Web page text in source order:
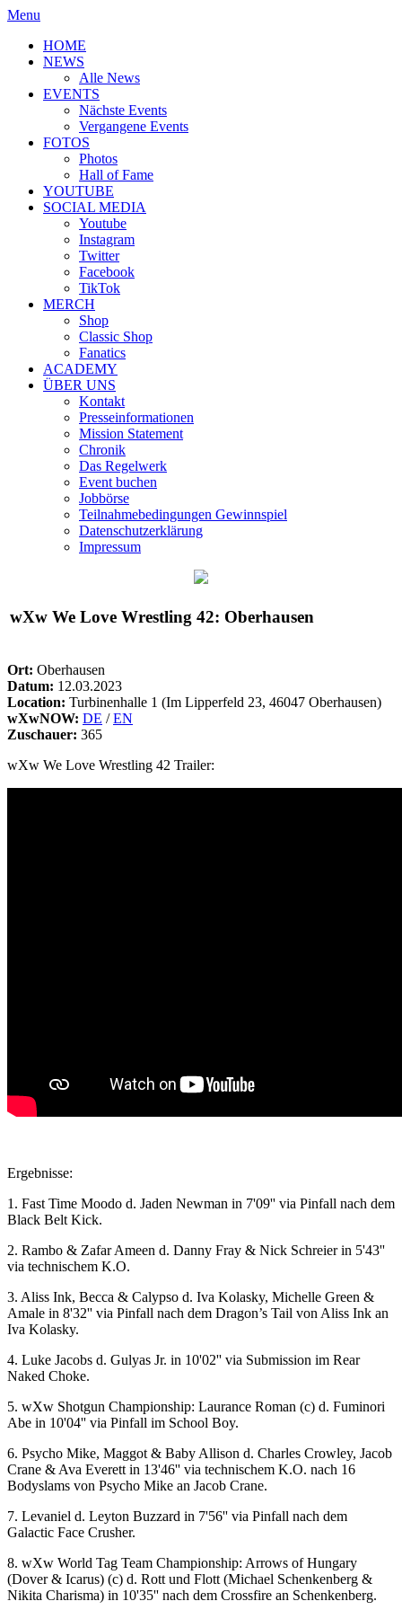
Menu
HOME
NEWS
Alle News
EVENTS
Nächste Events
Vergangene Events
FOTOS
Photos
Hall of Fame
YOUTUBE
SOCIAL MEDIA
Youtube
Instagram
Twitter
Facebook
TikTok
MERCH
Shop
Classic Shop
Fanatics
ACADEMY
ÜBER UNS
Kontakt
Presseinformationen
Mission Statement
Chronik
Das Regelwerk
Event buchen
Jobbörse
Teilnahmebedingungen Gewinnspiel
Datenschutzerklärung
Impressum
wXw We Love Wrestling 42: Oberhausen
Ort: Oberhausen
Datum: 12.03.2023
Location: Turbinenhalle 1 (Im Lipperfeld 23, 46047 Oberhausen)
wXwNOW: DE /EN
Zuschauer: 365
wXw We Love Wrestling 42 Trailer:
Ergebnisse:
1. Fast Time Moodo d. Jaden Newman in 7'09'' via Pinfall nach dem
Black Belt Kick.
2. Rambo & Zafar Ameen d. Danny Fray & Nick Schreier in 5'43''
via technischem K.O.
3. Aliss Ink, Becca & Calypso d. Iva Kolasky, Michelle Green &
Amale in 8'32'' via Pinfall nach dem Dragon’s Tail von Aliss Ink an
Iva Kolasky.
4. Luke Jacobs d. Gulyas Jr. in 10'02'' via Submission im Rear
Naked Choke.
5. wXw Shotgun Championship: Laurance Roman (c) d. Fuminori
Abe in 10'04'' via Pinfall im School Boy.
6. Psycho Mike, Maggot & Baby Allison d. Charles Crowley, Jacob
Crane & Ava Everett in 13'46'' via technischem K.O. nach 16
Bodyslams von Psycho Mike an Jacob Crane.
7. Levaniel d. Leyton Buzzard in 7'56'' via Pinfall nach dem
Galactic Face Crusher.
8. wXw World Tag Team Championship: Arrows of Hungary
(Dover & Icarus) (c) d. Rott und Flott (Michael Schenkenberg &
Nikita Charisma) in 10'35'' nach dem Crossfire an Schenkenberg.